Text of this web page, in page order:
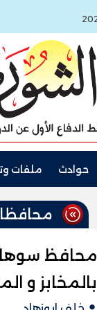
حوادث ملفات
محافظ سوهاج
بالمخابز و